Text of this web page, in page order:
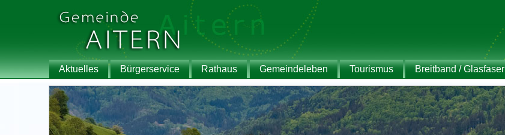
Aktuelles Bürgerservice Rathaus Gemeindeleben Tourismus Breitband / Glasfaser